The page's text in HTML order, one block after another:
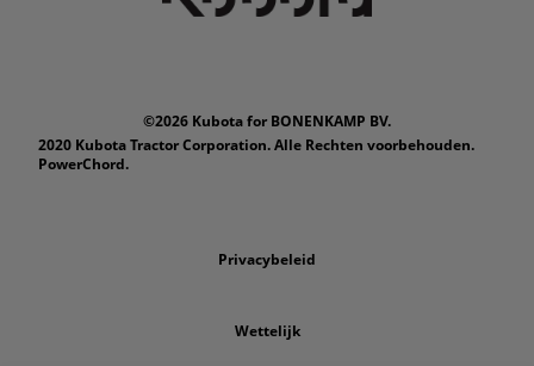
©2026 Kubota for BONENKAMP BV.
2020 Kubota Tractor Corporation. Alle Rechten voorbehouden.
PowerChord.
Privacybeleid
Wettelijk